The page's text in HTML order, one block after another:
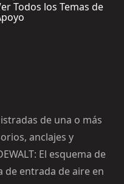
Todos los Temas de
de una o más
anclajes y
El esquema de
de entrada de aire en